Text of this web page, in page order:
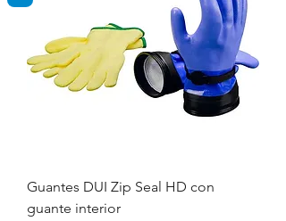
Guantes DUI Zip Seal HD con
guante interior